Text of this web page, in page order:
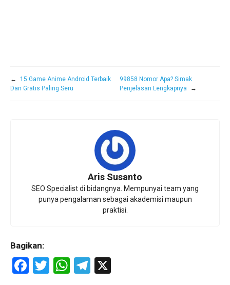
←
15 Game Anime Android Terbaik
Dan Gratis Paling Seru
99858 Nomor Apa? Simak
Penjelasan Lengkapnya
→
Aris Susanto
SEO Specialist di bidangnya. Mempunyai team yang
punya pengalaman sebagai akademisi maupun
praktisi.
Bagikan:
F
T
W T